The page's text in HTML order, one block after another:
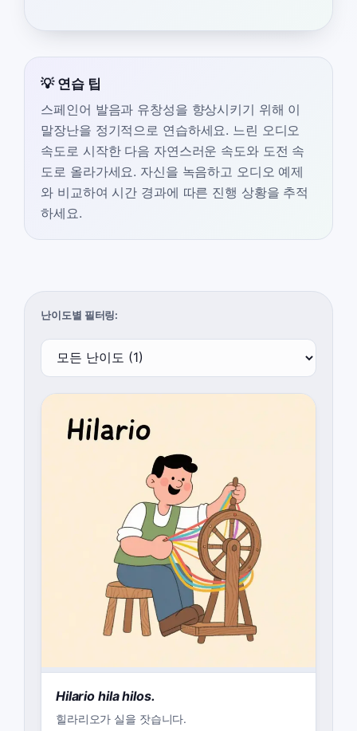
💡 연습 팁
스페인어 발음과 유창성을 향상시키기 위해 이
말장난을 정기적으로 연습하세요. 느린 오디오
속도로 시작한 다음 자연스러운 속도와 도전 속
도로 올라가세요. 자신을 녹음하고 오디오 예제
와 비교하여 시간 경과에 따른 진행 상황을 추적
하세요.
난이도별 필터링:
Hilario hila hilos.
힐라리오가 실을 잣습니다.